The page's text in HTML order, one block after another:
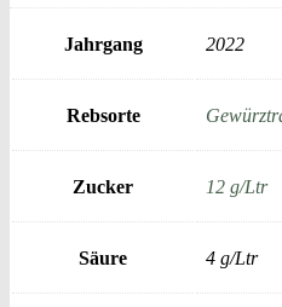
Jahrgang 2022
Rebsorte
Zucker 12 g/Ltr
Säure 4 g/Ltr